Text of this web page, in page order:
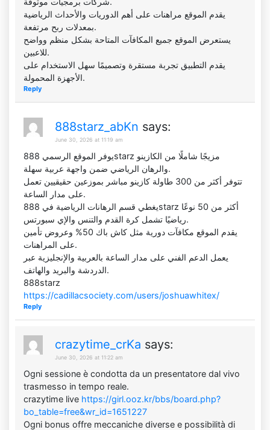
يقدم الموقع مراهنات على أهم الدوريات والأحداث الرياضية
بمعدلات ربح مرتفعة.
يستعرض الموقع جميع المكافآت المتاحة بشكل منظم وواضح
للاعبين.
يقدم التطبيق تجربة مستقرة وتصميمًا سهل الاستخدام على
الأجهزة المحمولة.
Reply
888starz_abKn says:
June 30, 2026 at 11:19 am
يوفر الموقع الرسمي 888starz مزيجًا شاملًا من الكازينو
والرهان الرياضي ضمن واجهة عربية سهلة.
تتوفر أكثر من 300 طاولة كازينو مباشر بموزعين حقيقيين تعمل
على مدار الساعة.
يغطي قسم الرهانات الرياضية في 888starz أكثر من 50 نوعًا
رياضيًا تشمل كرة القدم والتنس والإي سبورتس.
يقدم الموقع مكافآت دورية مثل كاش باك 50% وعروض تأمين
على المراهنات.
يعمل الدعم الفني على مدار الساعة بالعربية والإنجليزية عبر
الدردشة والبريد والهاتف.
888starz
https://cadillacsociety.com/users/joshuawhitex/
Reply
crazytime_crKa says:
June 30, 2026 at 11:22 am
Ogni sessione è condotta da un presentatore dal vivo
trasmesso in tempo reale.
crazytime live https://girl.ooz.kr/bbs/board.php?
bo_table=free&wr_id=1651227
Ogni bonus offre meccaniche diverse e possibilità di